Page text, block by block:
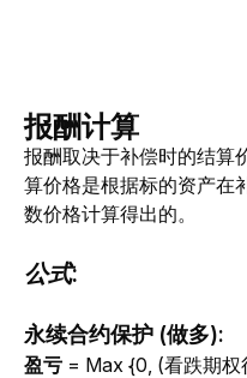
报酬计算
报酬取决于补偿时的结算
算价格是根据标的资产在
数价格计算得出的。
公式:
永续合约保护 (做多):
盈亏 = Max {0, (看跌期